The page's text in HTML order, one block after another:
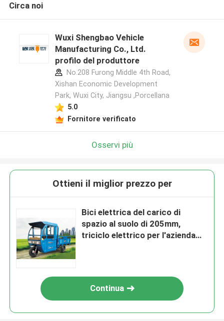
Circa noi
Wuxi Shengbao Vehicle
Manufacturing Co., Ltd.
profilo del produttore
No.208 Furong Middle 4th Road,
Xishan Economic Development
Park, Wuxi City, Jiangsu ,Porcellana
5.0
Fornitore verificato
Osservi più
Ottieni il miglior prezzo per
Bici elettrica del carico di
spazio al suolo di 205mm,
triciclo elettrico per l'azienda
Continua